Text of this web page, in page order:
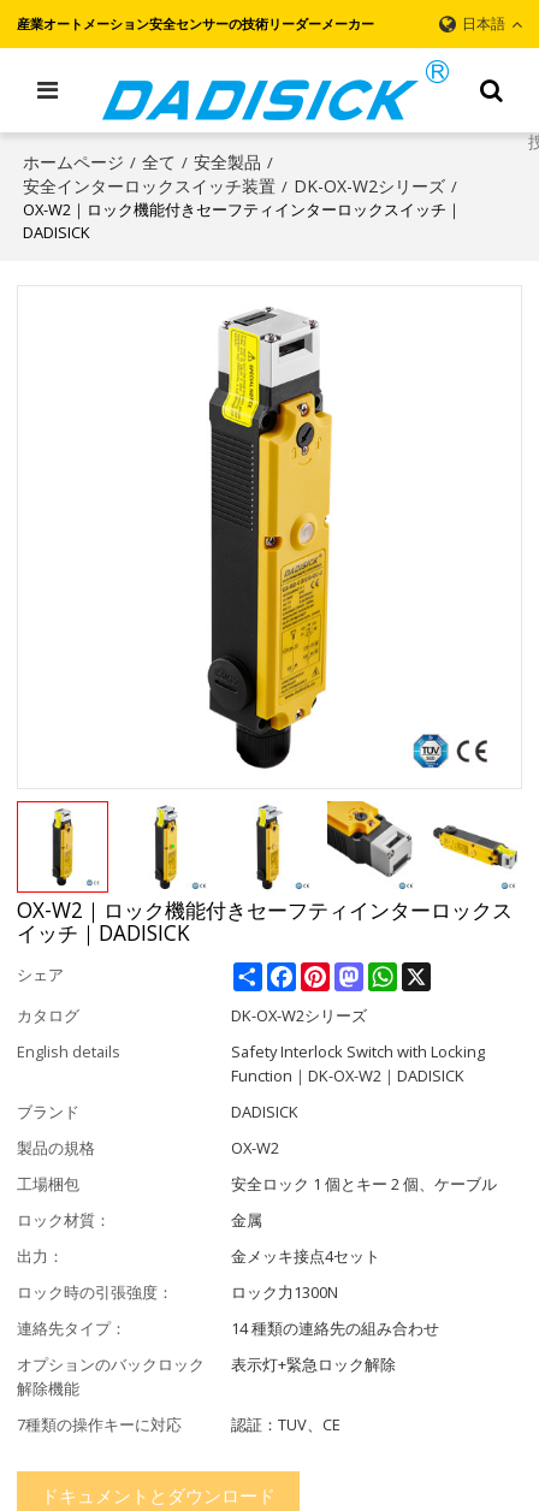
産業オートメーション安全センサーの技術リーダーメーカー 日本語
ホームページ / 全て / 安全製品 /
安全インターロックスイッチ装置 / DK-OX-W2シリーズ /
OX-W2｜ロック機能付きセーフティインターロックスイッチ｜
DADISICK
OX-W2｜ロック機能付きセーフティインターロックス
イッチ｜DADISICK
シェア ShareFacebookPinterestMastodonWhatsApp
カタログ
DK-OX-W2シリーズ
English details
Safety Interlock Switch with Locking
Function｜DK-OX-W2｜DADISICK
ブランド
DADISICK
製品の規格
OX-W2
工場梱包
安全ロック 1 個とキー 2 個、ケーブル
ロック材質：
金属
出力：
金メッキ接点4セット
ロック時の引張強度：
ロック力1300N
連絡先タイプ：
14 種類の連絡先の組み合わせ
オプションのバックロック
解除機能
表示灯+緊急ロック解除
7種類の操作キーに対応 認証：TUV、CE
ドキュメントとダウンロード